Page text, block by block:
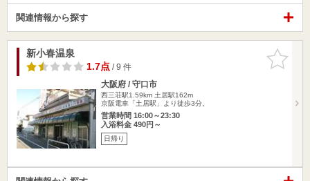
関連情報から探す
お気に入
りに追加
新小春温泉
1.7点/ 9 件
大阪府 / 守口市
西三荘駅1.59km 土居駅162m
京阪電車「土居駅」より徒歩3分。
営業時間 16:00～23:30
入浴料金 490円～
日帰り